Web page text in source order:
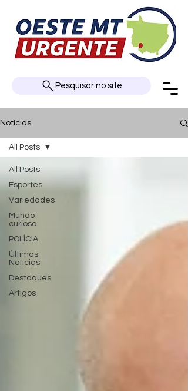
Pesquisar no site
Notícias
All Posts
Esportes
Variedades
Mundo
curioso
POLÍCIA
Últimas
Notícias
Destaques
Artigos
All Posts